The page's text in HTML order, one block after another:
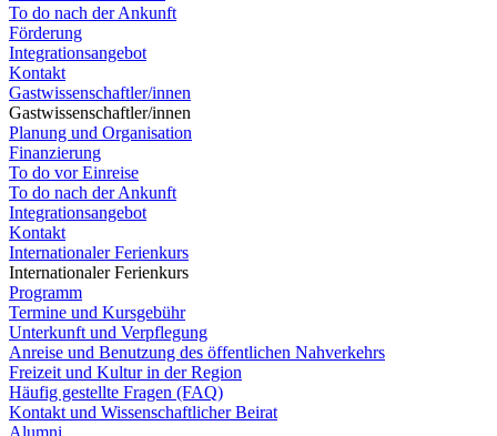
To do nach der Ankunft
Förderung
Integrationsangebot
Kontakt
Gastwissenschaftler/innen
Gastwissenschaftler/innen
Planung und Organisation
Finanzierung
To do vor Einreise
To do nach der Ankunft
Integrationsangebot
Kontakt
Internationaler Ferienkurs
Internationaler Ferienkurs
Programm
Termine und Kursgebühr
Unterkunft und Verpflegung
Anreise und Benutzung des öffentlichen Nahverkehrs
Freizeit und Kultur in der Region
Häufig gestellte Fragen (FAQ)
Kontakt und Wissenschaftlicher Beirat
Alumni